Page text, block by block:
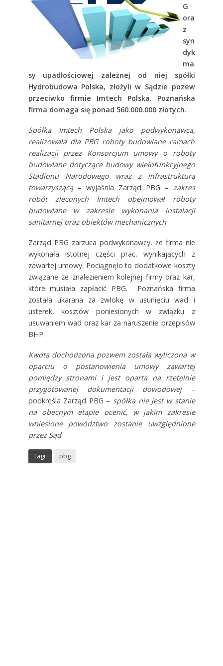
G
ora
z
syn
dyk
ma
sy upadłościowej zależnej od niej spółki
Hydrobudowa Polska, złożyli w Sądzie pozew
przeciwko firmie Imtech Polska. Poznańska
firma domaga się ponad 560.000.000 złotych.
Spółka Imtech Polska jako podwykonawca,
realizowała dla PBG roboty budowlane ramach
realizacji przez Konsorcjum umowy o roboty
budowlane dotyczące budowy wielofunkcyjnego
Stadionu Narodowego wraz z infrastrukturą
towarzyszącą– wyjaśnia Zarząd PBG – zakres
robót zleconych Imtech obejmował roboty
budowlane w zakresie wykonania instalacji
sanitarnej oraz obiektów mechanicznych.
Zarząd PBG zarzuca podwykonawcy, że firma nie
wykonała istotnej części prac, wynikających z
zawartej umowy. Pociągnęło to dodatkowe koszty
związane ze znalezieniem kolejnej firmy oraz kar,
które musiała zapłacić PBG. Poznańska firma
została ukarana za zwłokę w usunięciu wad i
usterek, kosztów poniesionych w związku z
usuwaniem wad oraz kar za naruszenie przepisów
BHP.
Kwota dochodzona pozwem została wyliczona w
oparciu o postanowienia umowy zawartej
pomiędzy stronami i jest oparta na rzetelnie
przygotowanej dokumentacji dowodowej–
podkreśla Zarząd PBG – spółka nie jest w stanie
na obecnym etapie ocenić, w jakim zakresie
wniesione powództwo zostanie uwzględnione
przez Sąd.
Tagi: pbg